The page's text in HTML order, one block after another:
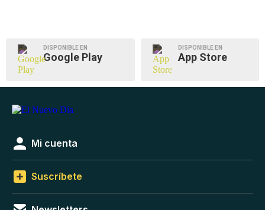
DISPONIBLE EN
Google Play
DISPONIBLE EN
App Store
Mi cuenta
Suscríbete